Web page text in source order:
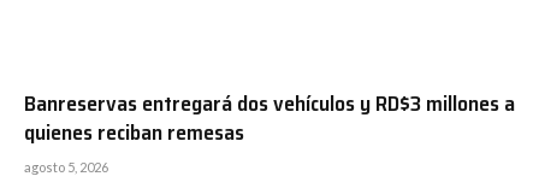
Banreservas entregará dos vehículos y RD$3 millones a
quienes reciban remesas
agosto 5, 2026